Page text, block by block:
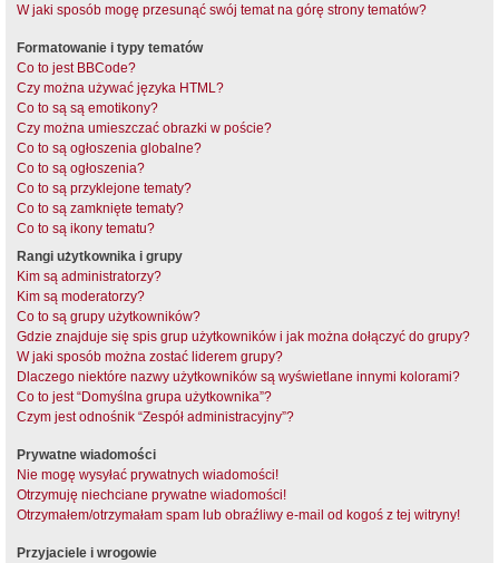
W jaki sposób mogę przesunąć swój temat na górę strony tematów?
Formatowanie i typy tematów
Co to jest BBCode?
Czy można używać języka HTML?
Co to są są emotikony?
Czy można umieszczać obrazki w poście?
Co to są ogłoszenia globalne?
Co to są ogłoszenia?
Co to są przyklejone tematy?
Co to są zamknięte tematy?
Co to są ikony tematu?
Rangi użytkownika i grupy
Kim są administratorzy?
Kim są moderatorzy?
Co to są grupy użytkowników?
Gdzie znajduje się spis grup użytkowników i jak można dołączyć do grupy?
W jaki sposób można zostać liderem grupy?
Dlaczego niektóre nazwy użytkowników są wyświetlane innymi kolorami?
Co to jest “Domyślna grupa użytkownika”?
Czym jest odnośnik “Zespół administracyjny”?
Prywatne wiadomości
Nie mogę wysyłać prywatnych wiadomości!
Otrzymuję niechciane prywatne wiadomości!
Otrzymałem/otrzymałam spam lub obraźliwy e-mail od kogoś z tej witryny!
Przyjaciele i wrogowie